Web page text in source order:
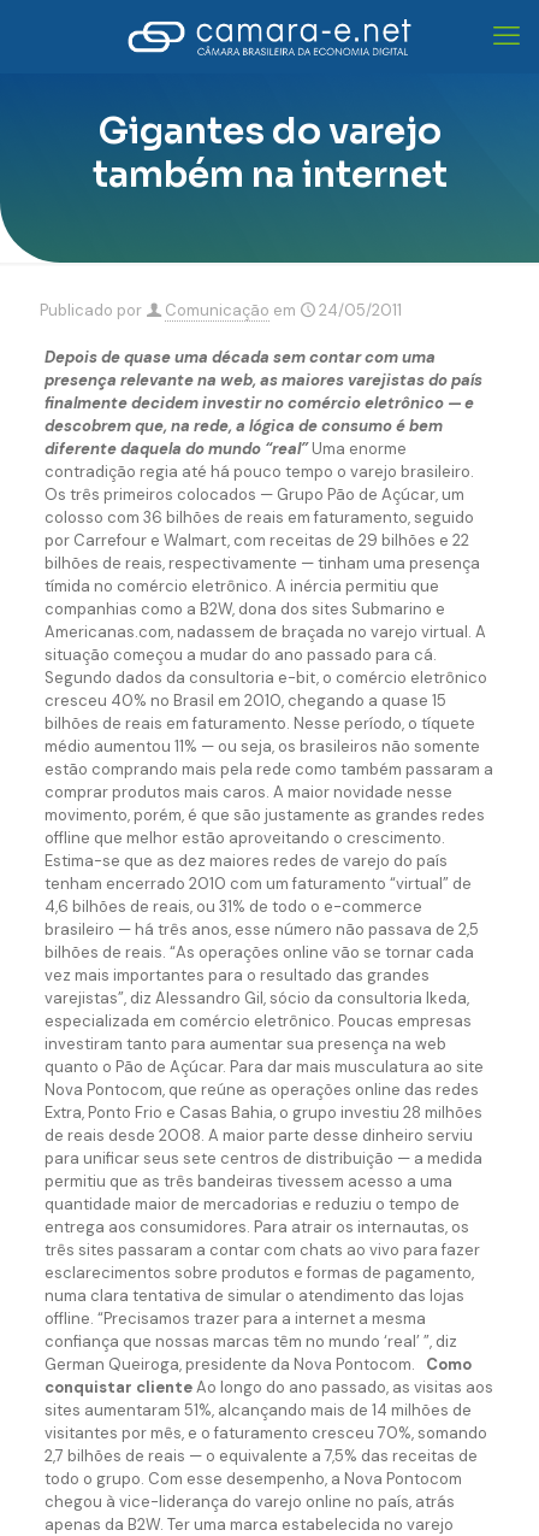
Gigantes do varejo
também na internet
Publicado por Comunicação em 24/05/2011
Depois de quase uma década sem contar com uma
presença relevante na web, as maiores varejistas do país
finalmente decidem investir no comércio eletrônico — e
descobrem que, na rede, a lógica de consumo é bem
diferente daquela do mundo “real”Uma enorme
contradição regia até há pouco tempo o varejo brasileiro.
Os três primeiros colocados — Grupo Pão de Açúcar, um
colosso com 36 bilhões de reais em faturamento, seguido
por Carrefour e Walmart, com receitas de 29 bilhões e 22
bilhões de reais, respectivamente — tinham uma presença
tímida no comércio eletrônico. A inércia permitiu que
companhias como a B2W, dona dos sites Submarino e
Americanas.com, nadassem de braçada no varejo virtual. A
situação começou a mudar do ano passado para cá.
Segundo dados da consultoria e-bit, o comércio eletrônico
cresceu 40% no Brasil em 2010, chegando a quase 15
bilhões de reais em faturamento. Nesse período, o tíquete
médio aumentou 11% — ou seja, os brasileiros não somente
estão comprando mais pela rede como também passaram a
comprar produtos mais caros. A maior novidade nesse
movimento, porém, é que são justamente as grandes redes
offline que melhor estão aproveitando o crescimento.
Estima-se que as dez maiores redes de varejo do país
tenham encerrado 2010 com um faturamento “virtual” de
4,6 bilhões de reais, ou 31% de todo o e-commerce
brasileiro — há três anos, esse número não passava de 2,5
bilhões de reais. “As operações online vão se tornar cada
vez mais importantes para o resultado das grandes
varejistas”, diz Alessandro Gil, sócio da consultoria Ikeda,
especializada em comércio eletrônico. Poucas empresas
investiram tanto para aumentar sua presença na web
quanto o Pão de Açúcar. Para dar mais musculatura ao site
Nova Pontocom, que reúne as operações online das redes
Extra, Ponto Frio e Casas Bahia, o grupo investiu 28 milhões
de reais desde 2008. A maior parte desse dinheiro serviu
para unificar seus sete centros de distribuição — a medida
permitiu que as três bandeiras tivessem acesso a uma
quantidade maior de mercadorias e reduziu o tempo de
entrega aos consumidores. Para atrair os internautas, os
três sites passaram a contar com chats ao vivo para fazer
esclarecimentos sobre produtos e formas de pagamento,
numa clara tentativa de simular o atendimento das lojas
offline. “Precisamos trazer para a internet a mesma
confiança que nossas marcas têm no mundo ‘real’ ”, diz
German Queiroga, presidente da Nova Pontocom.
Como
conquistar clienteAo longo do ano passado, as visitas aos
sites aumentaram 51%, alcançando mais de 14 milhões de
visitantes por mês, e o faturamento cresceu 70%, somando
2,7 bilhões de reais — o equivalente a 7,5% das receitas de
todo o grupo. Com esse desempenho, a Nova Pontocom
chegou à vice-liderança do varejo online no país, atrás
apenas da B2W. Ter uma marca estabelecida no varejo